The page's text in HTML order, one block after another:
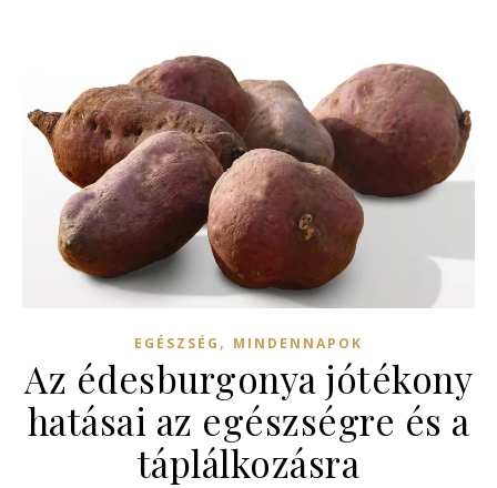
EGÉSZSÉG , MINDENNAPOK
Az édesburgonya jótékony
hatásai az egészségre és a
táplálkozásra